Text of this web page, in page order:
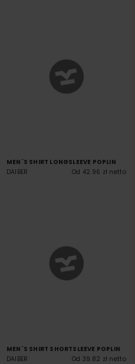
MEN´S SHIRT LONGSLEEVE POPLIN
DAIBER
Od 42.96 zł netto
MEN´S SHIRT SHORTSLEEVE POPLIN
DAIBER
Od 39.82 zł netto